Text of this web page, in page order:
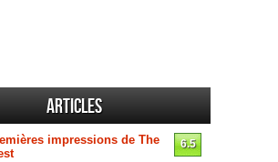
Articles
impressions de The
6.5